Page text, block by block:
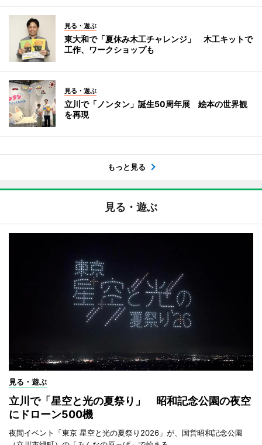
見る・遊ぶ
東大和で「夏休み木工チャレンジ」 木工キットで
工作、ワークショップも
見る・遊ぶ
立川で「ノンタン」誕生50周年展 絵本の世界観
を再現
もっと見る
見る・遊ぶ
見る・遊ぶ
立川で「星空と光の夏祭り」 昭和記念公園の夜空
にドローン500機
夜間イベント「東京 星空と光の夏祭り2026」が、国営昭和記念公園